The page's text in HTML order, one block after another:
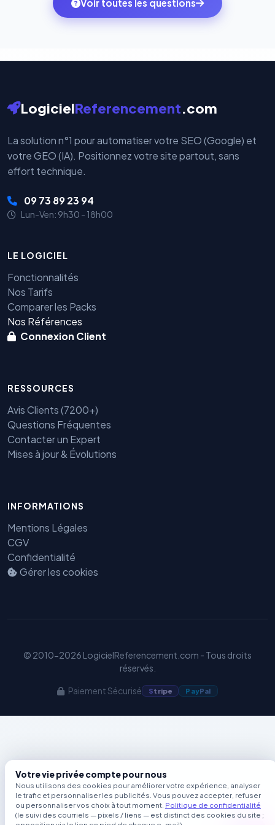
votre historique.
par nos serveurs — elles sont gérées directement et
Voir toutes les questions
LogicielReferencement.com
La solution n°1 pour automatiser votre SEO (Google) et
votre GEO (IA). Positionnez votre site partout, sans
effort technique.
09 73 89 23 94
Lun-Ven: 9h30 - 18h00
LE LOGICIEL
Fonctionnalités
Nos Tarifs
Comparer les Packs
Nos Références
Connexion Client
RESSOURCES
Avis Clients (7200+)
Questions Fréquentes
Contacter un Expert
Mises à jour & Évolutions
INFORMATIONS
Mentions Légales
CGV
Confidentialité
Gérer les cookies
© 2010-2026 LogicielReferencement.com - Tous droits
réservés.
Paiement Sécurisé Stripe PayPal
Votre vie privée compte pour nous
Nous utilisons des cookies pour améliorer votre expérience, analyser
le trafic et personnaliser les publicités. Vous pouvez accepter, refuser
ou personnaliser vos choix à tout moment. Politique de confidentialité
(le suivi des courriels — pixels / liens — est distinct des cookies du site ;